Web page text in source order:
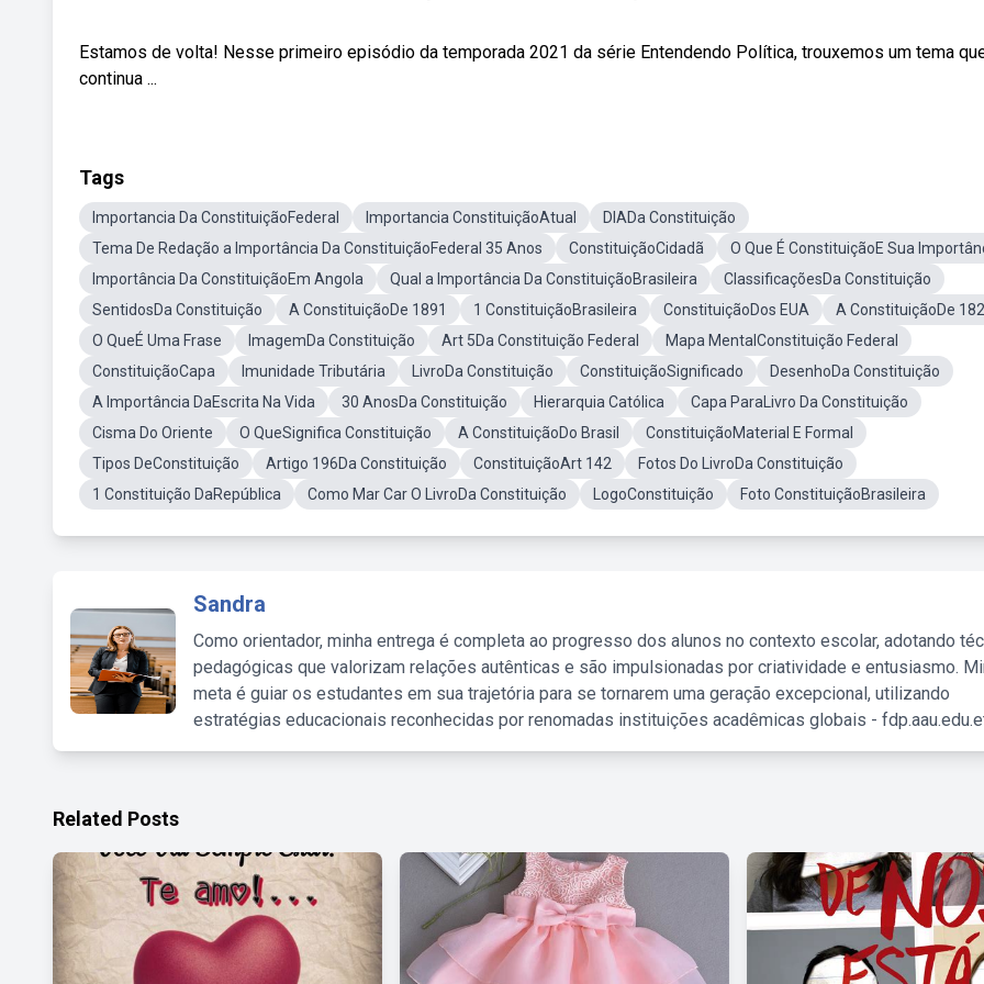
Estamos de volta! Nesse primeiro episódio da temporada 2021 da série Entendendo Política, trouxemos um tema
continua ...
Tags
Importancia Da ConstituiçãoFederal Importancia ConstituiçãoAtual
DIADa Constituição
Tema De Redação a Importância Da ConstituiçãoFederal 35 Anos
ConstituiçãoCidadã
O Que É ConstituiçãoE Sua
Importância Da ConstituiçãoEm Angola
Qual a Importância Da ConstituiçãoBrasileira
ClassificaçõesDa Constituição
SentidosDa Constituição
A ConstituiçãoDe 1891 1 ConstituiçãoBrasileira ConstituiçãoDos EUA
A ConstituiçãoDe
O QueÉ Uma Frase
ImagemDa Constituição Art 5Da Constituição Federal
Mapa MentalConstituição Federal
ConstituiçãoCapa
Imunidade Tributária LivroDa Constituição ConstituiçãoSignificado
DesenhoDa Constituição
A Importância DaEscrita Na Vida
30 AnosDa Constituição Hierarquia Católica
Capa ParaLivro Da Constituição
Cisma Do Oriente
O QueSignifica Constituição A ConstituiçãoDo Brasil
ConstituiçãoMaterial E Formal
Tipos DeConstituição
Artigo 196Da Constituição ConstituiçãoArt 142
Fotos Do LivroDa Constituição
1 Constituição DaRepública
Como Mar Car O LivroDa Constituição LogoConstituição Foto ConstituiçãoBrasileira
Sandra
Como orientador, minha entrega é completa ao progresso dos alunos no contexto escolar, adotando
pedagógicas que valorizam relações autênticas e são impulsionadas por criatividade e entusiasmo.
meta é guiar os estudantes em sua trajetória para se tornarem uma geração excepcional, utilizando
estratégias educacionais reconhecidas por renomadas instituições acadêmicas globais -
Related Posts